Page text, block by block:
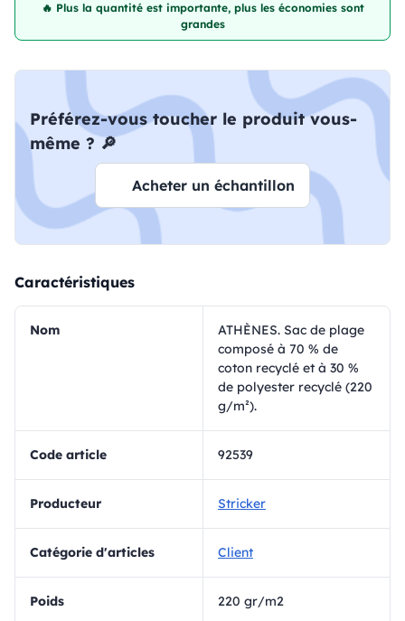
🔥 Plus la quantité est importante, plus les économies sont
grandes
Préférez-vous toucher le produit vous-
même ? 🔎
Acheter un échantillon
Caractéristiques
Nom
ATHÈNES. Sac de plage
composé à 70 % de
coton recyclé et à 30 %
de polyester recyclé (220
g/m²).
Code article 92539
Producteur Stricker
Catégorie d'articles Client
Poids 220 gr/m2